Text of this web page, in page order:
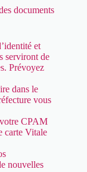
documents
et
serviront de
Prévoyez
dans le
vous
CPAM
carte Vitale
nouvelles